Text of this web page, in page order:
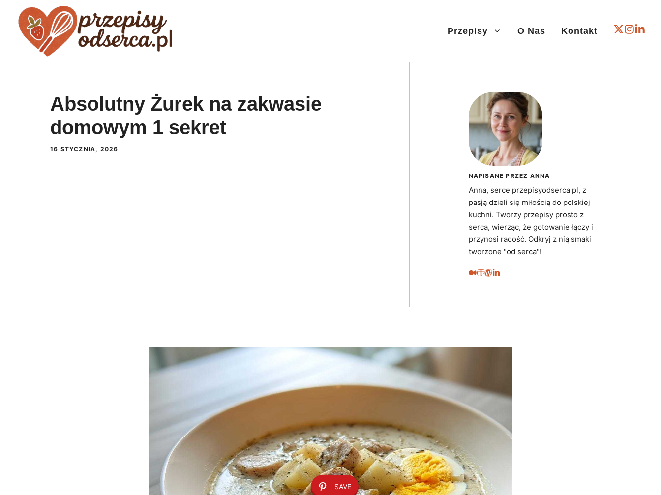
Przejdź
Przepisy O Nas Kontakt
Absolutny Żurek na zakwasie
domowym 1 sekret
16 STYCZNIA, 2026
NAPISANE PRZEZ ANNA
Anna, serce przepisyodserca.pl, z
pasją dzieli się miłością do polskiej
kuchni. Tworzy przepisy prosto z
serca, wierząc, że gotowanie łączy i
przynosi radość. Odkryj z nią smaki
tworzone "od serca"!
SAVE